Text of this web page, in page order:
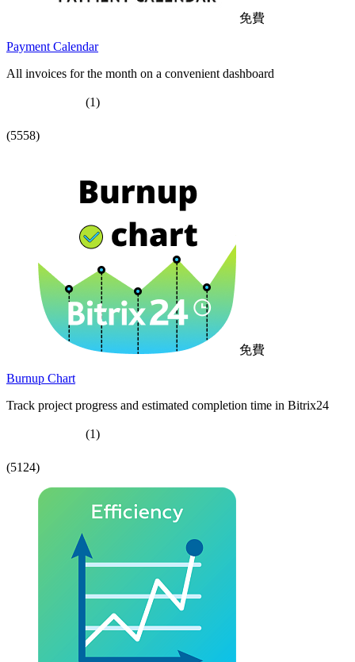
免費
Payment Calendar
All invoices for the month on a convenient dashboard
(1)
(5558)
免費
Burnup Chart
Track project progress and estimated completion time in Bitrix24
(1)
(5124)